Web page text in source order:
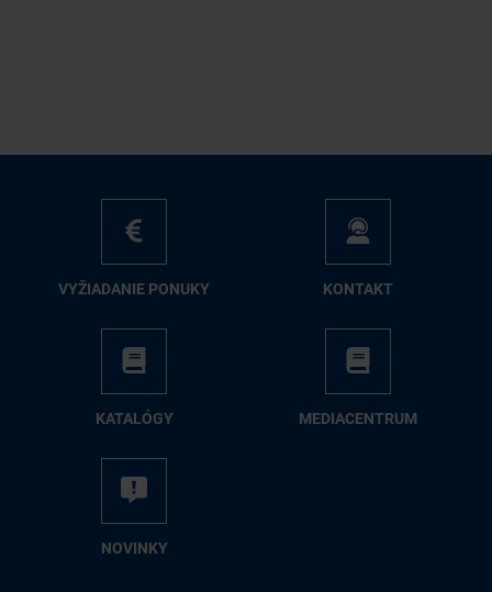
VY­ŽIA­DA­NIE PO­NU­KY KON­TAKT
KA­TA­LÓ­GY ME­DIA­CEN­TRUM
NO­VIN­KY